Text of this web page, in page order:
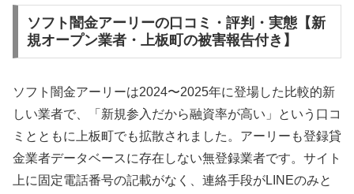
ソフト闇金アーリーの口コミ・評判・実態【新
規オープン業者・上板町の被害報告付き】
ソフト闇金アーリーは2024〜2025年に登場した比較的新
しい業者で、「新規参入だから融資率が高い」という口コ
ミとともに上板町でも拡散されました。アーリーも登録貸
金業者データベースに存在しない無登録業者です。サイト
上に固定電話番号の記載がなく、連絡手段がLINEのみと